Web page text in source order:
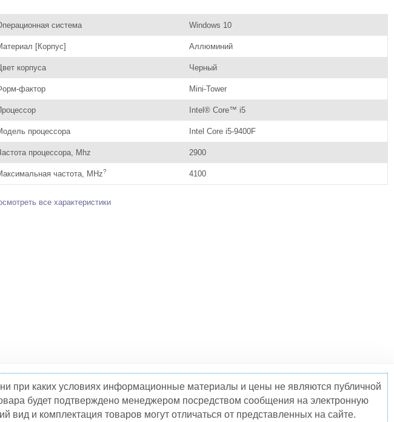
система Windows 10
[Корпус] Аллюминий
корпуса Черный
фактор Mini-Tower
Intel® Core™ i5
процессора Intel Core i5-9400F
процессора, Mhz 2900
частота, MHz? 4100
все характеристики
при каких условиях информационные материалы и цены не являются публичной
будет подтверждено менеджером посредством сообщения на электронную
и комплектация товаров могут отличаться от представленных на сайте.